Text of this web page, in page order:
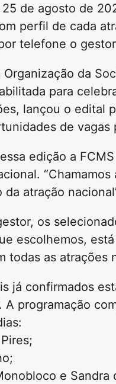
de agosto de
perfil de cada
telefone o
da
para
lançou o edital
de vagas
edição a
atração
os
escolhemos,
todas as atrações
já confirmados
A programação
e Sandra